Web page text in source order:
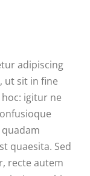
adipiscing
ut sit in fine
igitur ne
quaesita. Sed
recte autem